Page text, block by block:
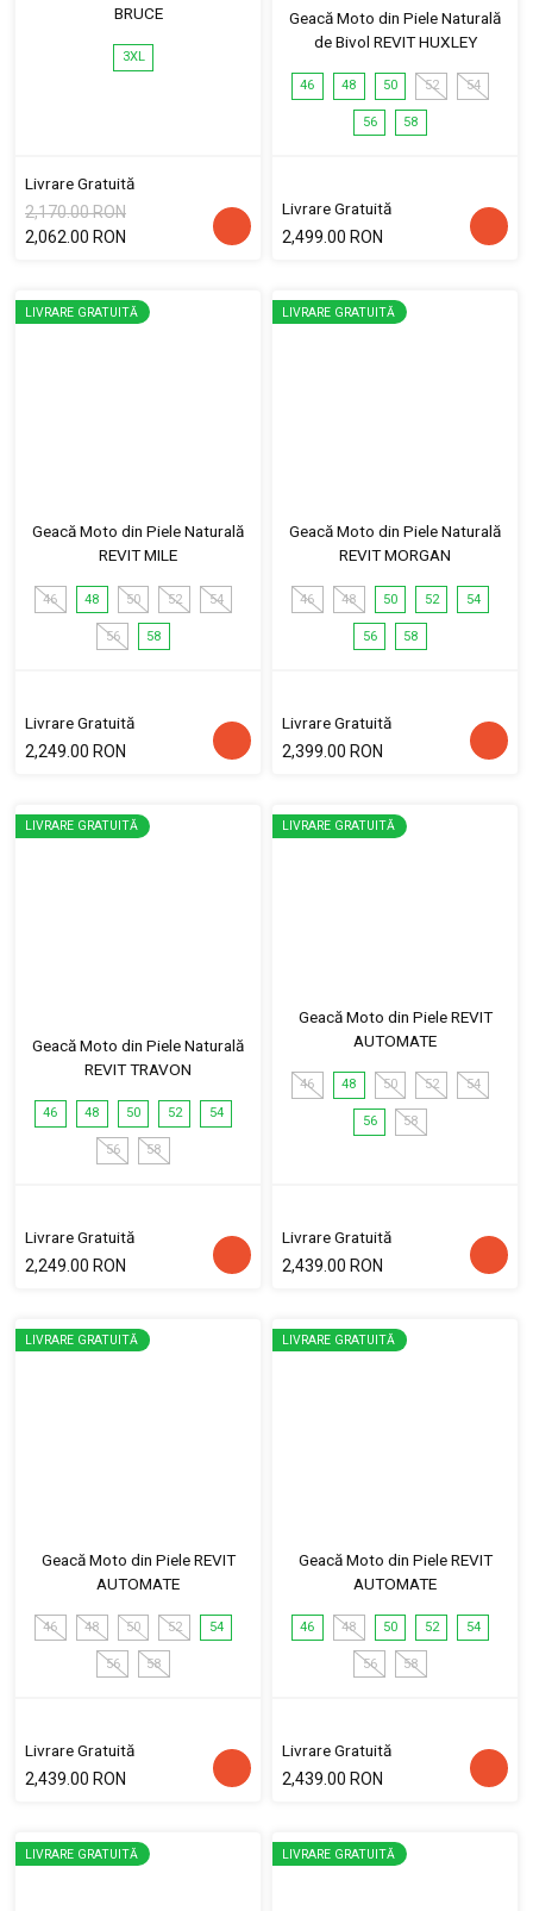
BRUCE
3XL
Livrare Gratuită
2,170.00 RON
2,062.00 RON
Geacă Moto din Piele Naturală
de Bivol REVIT HUXLEY
46 48 50 52 54
56 58
Livrare Gratuită
2,499.00 RON
LIVRARE GRATUITĂ
Geacă Moto din Piele Naturală
REVIT MILE
46 48 50 52 54
56 58
Livrare Gratuită
2,249.00 RON
LIVRARE GRATUITĂ
Geacă Moto din Piele Naturală
REVIT MORGAN
46 48 50 52 54
56 58
Livrare Gratuită
2,399.00 RON
LIVRARE GRATUITĂ
Geacă Moto din Piele Naturală
REVIT TRAVON
46 48 50 52 54
56 58
Livrare Gratuită
2,249.00 RON
LIVRARE GRATUITĂ
Geacă Moto din Piele REVIT
AUTOMATE
46 48 50 52 54
56 58
Livrare Gratuită
2,439.00 RON
LIVRARE GRATUITĂ
Geacă Moto din Piele REVIT
AUTOMATE
46 48 50 52 54
56 58
Livrare Gratuită
2,439.00 RON
LIVRARE GRATUITĂ
Geacă Moto din Piele REVIT
AUTOMATE
46 48 50 52 54
56 58
Livrare Gratuită
2,439.00 RON
LIVRARE GRATUITĂ LIVRARE GRATUITĂ